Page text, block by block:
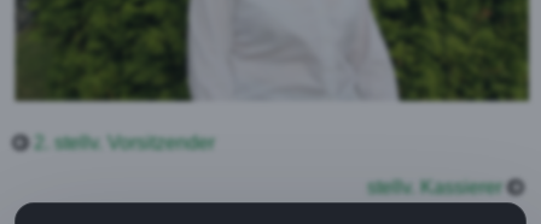
2. stellv. Vorsitzender
stellv. Kassierer